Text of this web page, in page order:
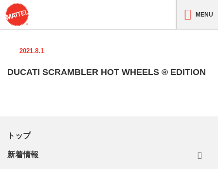
MENU
2021.8.1
DUCATI SCRAMBLER HOT WHEELS ® EDITION
トップ
新着情報